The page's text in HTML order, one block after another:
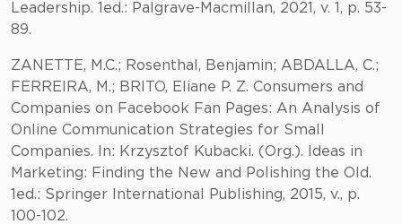
Leadership. 1ed.: Palgrave-Macmillan, 2021, v. 1, p. 53-
89.
ZANETTE, M.C.; Rosenthal, Benjamin; ABDALLA, C.;
FERREIRA, M.; BRITO, Eliane P. Z. Consumers and
Companies on Facebook Fan Pages: An Analysis of
Online Communication Strategies for Small
Companies. In: Krzysztof Kubacki. (Org.). Ideas in
Marketing: Finding the New and Polishing the Old.
1ed.: Springer International Publishing, 2015, v., p.
100-102.